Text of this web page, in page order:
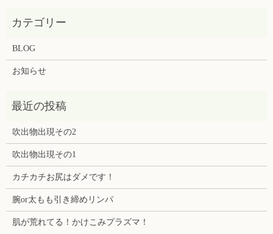
BLOG
お知らせ
吹出物出現その2
吹出物出現その1
カチカチお尻はダメです！
腕or太もも引き締めリンパ
肌が荒れてる！かけこみプラズマ！